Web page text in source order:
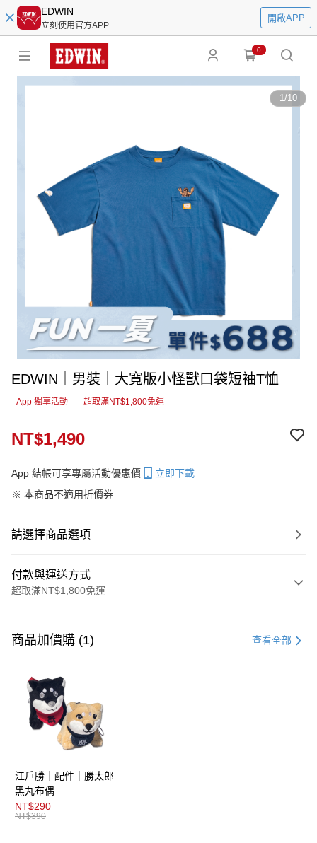
EDWIN
立刻使用官方APP
開啟APP
0
1/10
EDWIN｜男裝｜大寬版小怪獸口袋短袖T恤
App 獨享活動 超取滿NT$1,800免運
NT$1,490
App 結帳可享專屬活動優惠價
立即下載
※ 本商品不適用折價券
請選擇商品選項
付款與運送方式
超取滿NT$1,800免運
信用卡一次付款
LINE Pay
AFTEE先享後付
【關於「AFTEE先享後付」】
便利好安心！
１．簡單：不需註冊會員、不需綁卡、不需儲值。
２．便利：只要手機號碼，簡訊認證，即可結帳。
３．安心：先確認商品／服務後，再付款。
運送方式
全家取貨付款
商品加價購 (1) 查看全部
江戶勝｜配件｜勝太郎
黑丸布偶
NT$290
NT$390